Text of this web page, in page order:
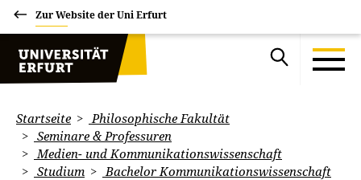
Zur Website der Uni Erfurt
Startseite
Philosophische Fakultät
Seminare & Professuren
Medien- und Kommunikationswissenschaft
Studium
Bachelor Kommunikationswissenschaft